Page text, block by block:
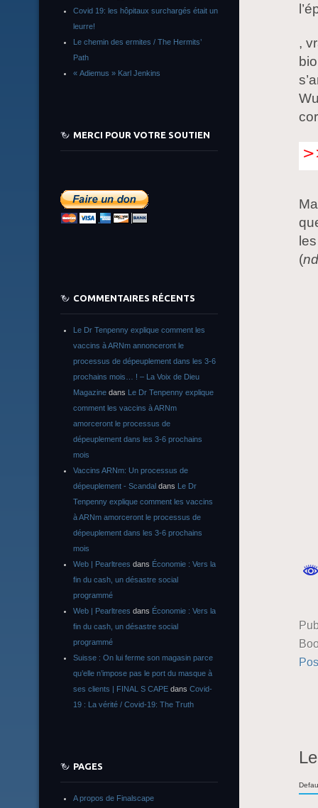
,
(
Covid 19: les hôpitaux surchargés était un
leurre!
Le chemin des ermites / The Hermits’
Path
« Adiemus » Karl Jenkins
MERCI POUR VOTRE SOUTIEN
COMMENTAIRES RÉCENTS
Le Dr Tenpenny explique comment les
vaccins à ARNm annonceront le
processus de dépeuplement dans les 3-6
prochains mois… ! – La Voix de Dieu
Magazine dans Le Dr Tenpenny explique
comment les vaccins à ARNm
amorceront le processus de
dépeuplement dans les 3-6 prochains
mois
Vaccins ARNm: Un processus de
dépeuplement - Scandal dans Le Dr
Tenpenny explique comment les vaccins
à ARNm amorceront le processus de
dépeuplement dans les 3-6 prochains
mois
Web | Pearltrees dans Économie : Vers la
fin du cash, un désastre social
programmé
Web | Pearltrees dans Économie : Vers la
fin du cash, un désastre social
programmé
Suisse : On lui ferme son magasin parce
qu’elle n’impose pas le port du masque à
ses clients | FINAL S CAPE dans Covid-
19 : La vérité / Covid-19: The Truth
PAGES
A propos de Finalscape